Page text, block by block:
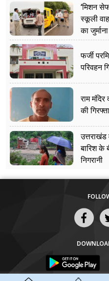
‘मिशन
स्कूली
का जुर्माना
फर्जी
परिवहन
राम
की
बारिश के
निगरानी